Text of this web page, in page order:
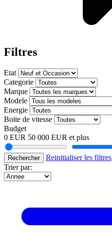
Filtres
Etat
Categorie
Marque
Modele
Energie
Boite de vitesse
Budget
0 EUR 50 000 EUR et plus
Rechercher
Reinitialiser les filtres
Trier par: